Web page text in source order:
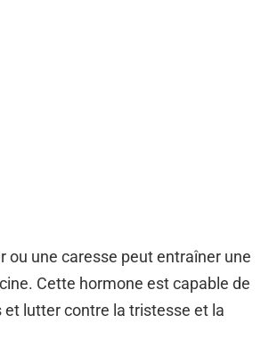
ou une caresse peut entraîner une
Cette hormone est capable de
et lutter contre la tristesse et la